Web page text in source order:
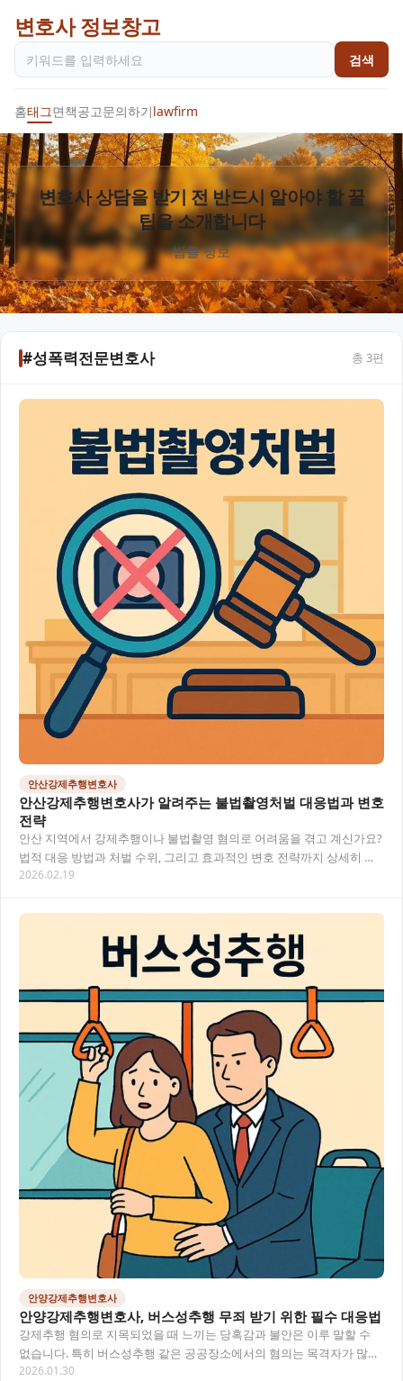
변호사 정보창고
검색
홈태그면책공고문의하기lawfirm
변호사 상담을 받기 전 반드시 알아야 할 꿀
팁을 소개합니다
법률 정보
#성폭력전문변호사 총 3편
안산강제추행변호사
안산강제추행변호사가 알려주는 불법촬영처벌 대응법과 변호
전략
안산 지역에서 강제추행이나 불법촬영 혐의로 어려움을 겪고 계신가요?
법적 대응 방법과 처벌 수위, 그리고 효과적인 변호 전략까지 상세히 알
아보겠습니다. 강제추행 사건과 불법촬영 관…
2026.02.19
안양강제추행변호사
안양강제추행변호사, 버스성추행 무죄 받기 위한 필수 대응법
강제추행 혐의로 지목되었을 때 느끼는 당혹감과 불안은 이루 말할 수
없습니다. 특히 버스성추행 같은 공공장소에서의 혐의는 목격자가 많아
더욱 난처한 상황이 될 수 있어요. 이 글에…
2026.01.30